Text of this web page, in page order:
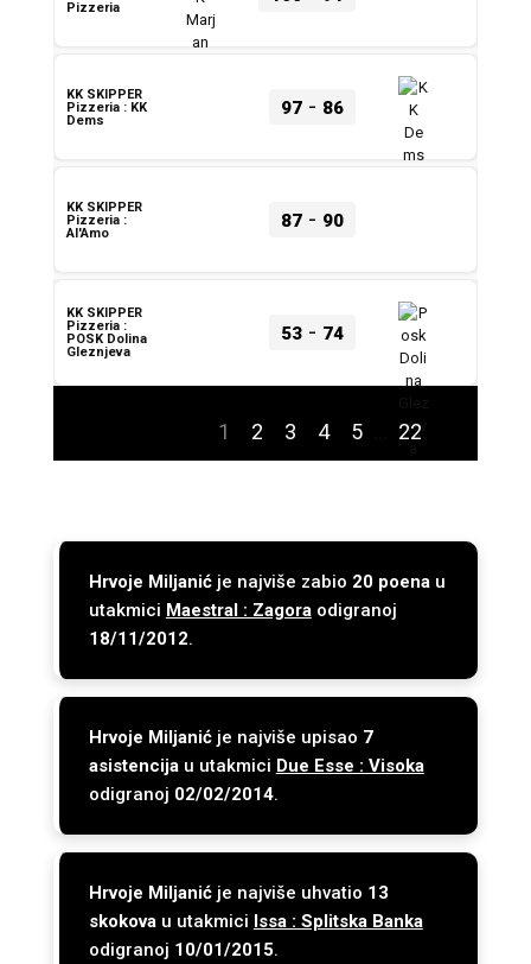
Pizzeria
97- 86
KK SKIPPER
Pizzeria : KK
Dems
87- 90
KK SKIPPER
Pizzeria :
Al'Amo
53- 74
KK SKIPPER
Pizzeria :
POSK Dolina
Gleznjeva
1 2 3 4 5 22
Hrvoje Miljanićje najviše zabio 20 poenau
utakmici Maestral : Zagoraodigranoj
18/11/2012.
Hrvoje Miljanićje najviše upisao 7
asistencijau utakmici Due Esse : Visoka
odigranoj 02/02/2014.
Hrvoje Miljanićje najviše uhvatio 13
skokovau utakmici Issa : Splitska Banka
odigranoj 10/01/2015.